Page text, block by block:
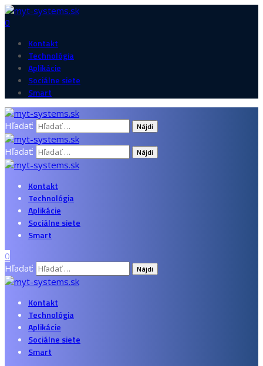
0
Kontakt
Technológia
Aplikácie
Sociálne siete
Smart
Hľadať:
Hľadať:
Kontakt
Technológia
Aplikácie
Sociálne siete
Smart
0
Hľadať:
Kontakt
Technológia
Aplikácie
Sociálne siete
Smart